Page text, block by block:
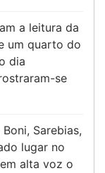
a leitura da
um quarto do
dia
se
Sarebias,
lugar no
alta voz o